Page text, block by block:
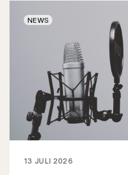
13 JULI 2026
NEWS